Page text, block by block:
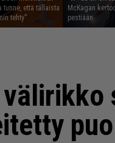
tunne, että tällaista
tehty”
McKagan
pestiään